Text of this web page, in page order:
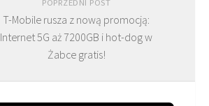
T-Mobile rusza z nową promocją:
Internet 5G aż 7200GB i hot-dog w
Żabce gratis!